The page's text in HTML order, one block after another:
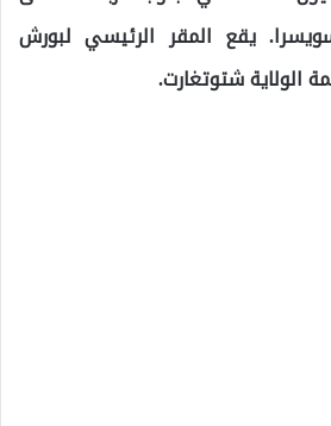
يقع المقر الرئيسي لبورش
شتوتغارت.